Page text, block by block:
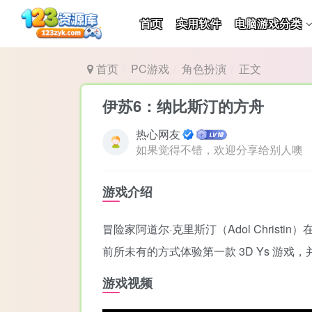
首页 实用软件 电脑游戏分类
首页 PC游戏 角色扮演 正文
伊苏6：纳比斯汀的方舟
热心网友
如果觉得不错，欢迎分享给别人噢
游戏介绍
冒险家阿道尔·克里斯汀（Adol Christin
前所未有的方式体验第一款 3D Ys 游戏，
游戏视频